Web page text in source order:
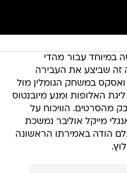
במיוחד עבור מהדי
זה שביצע את העבירה
במשחק הגומלין מול
האלופות ומנע מיובנטוס
מהסרטים. הוויכוח על
מייקל אוליבר נמשכת
הודה באמירתו הראשונה